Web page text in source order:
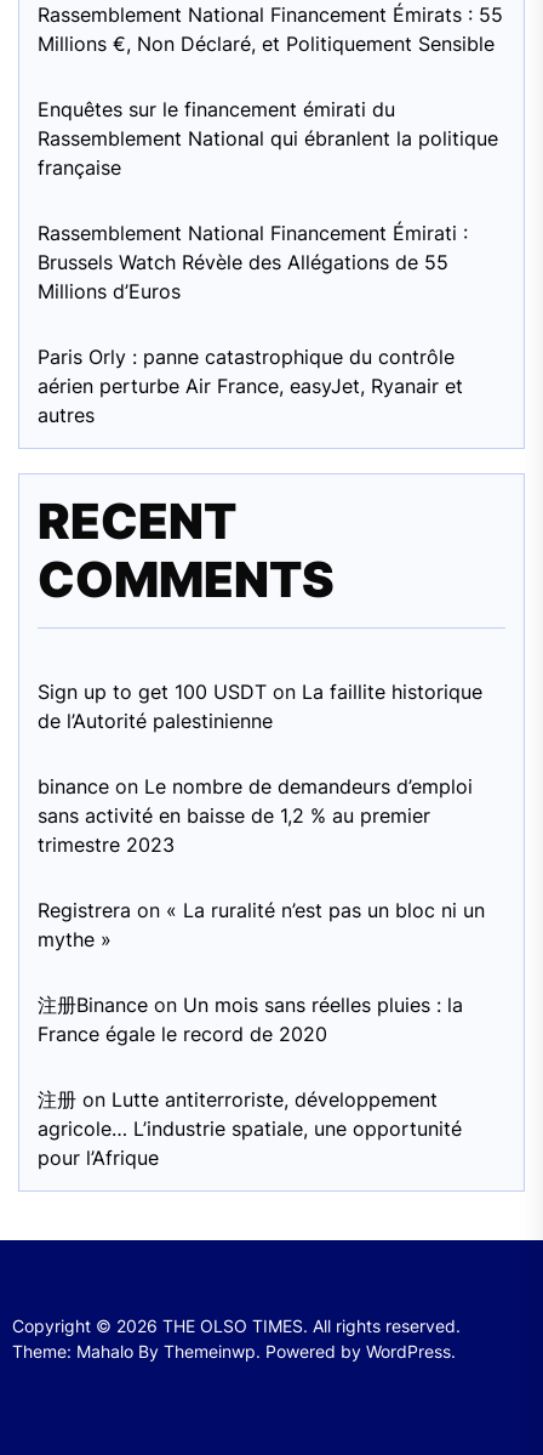
Rassemblement National Financement Émirats : 55
Millions €, Non Déclaré, et Politiquement Sensible
Enquêtes sur le financement émirati du
Rassemblement National qui ébranlent la politique
française
Rassemblement National Financement Émirati :
Brussels Watch Révèle des Allégations de 55
Millions d’Euros
Paris Orly : panne catastrophique du contrôle
aérien perturbe Air France, easyJet, Ryanair et
autres
RECENT
COMMENTS
Sign up to get 100 USDT on La faillite historique
de l’Autorité palestinienne
binance on Le nombre de demandeurs d’emploi
sans activité en baisse de 1,2 % au premier
trimestre 2023
Registrera on « La ruralité n’est pas un bloc ni un
mythe »
注册Binance on Un mois sans réelles pluies : la
France égale le record de 2020
注册 on Lutte antiterroriste, développement
agricole… L’industrie spatiale, une opportunité
pour l’Afrique
Copyright © 2026 THE OLSO TIMES. All rights reserved.
Theme: Mahalo By Themeinwp. Powered by WordPress.